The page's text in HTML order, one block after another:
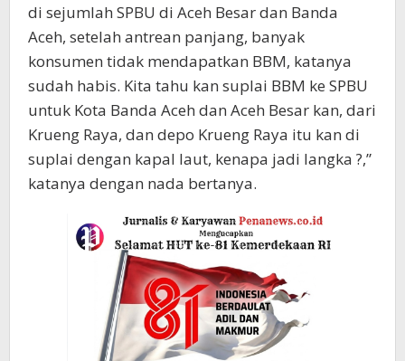
di sejumlah SPBU di Aceh Besar dan Banda
Aceh, setelah antrean panjang, banyak
konsumen tidak mendapatkan BBM, katanya
sudah habis. Kita tahu kan suplai BBM ke SPBU
untuk Kota Banda Aceh dan Aceh Besar kan, dari
Krueng Raya, dan depo Krueng Raya itu kan di
suplai dengan kapal laut, kenapa jadi langka ?,”
katanya dengan nada bertanya.